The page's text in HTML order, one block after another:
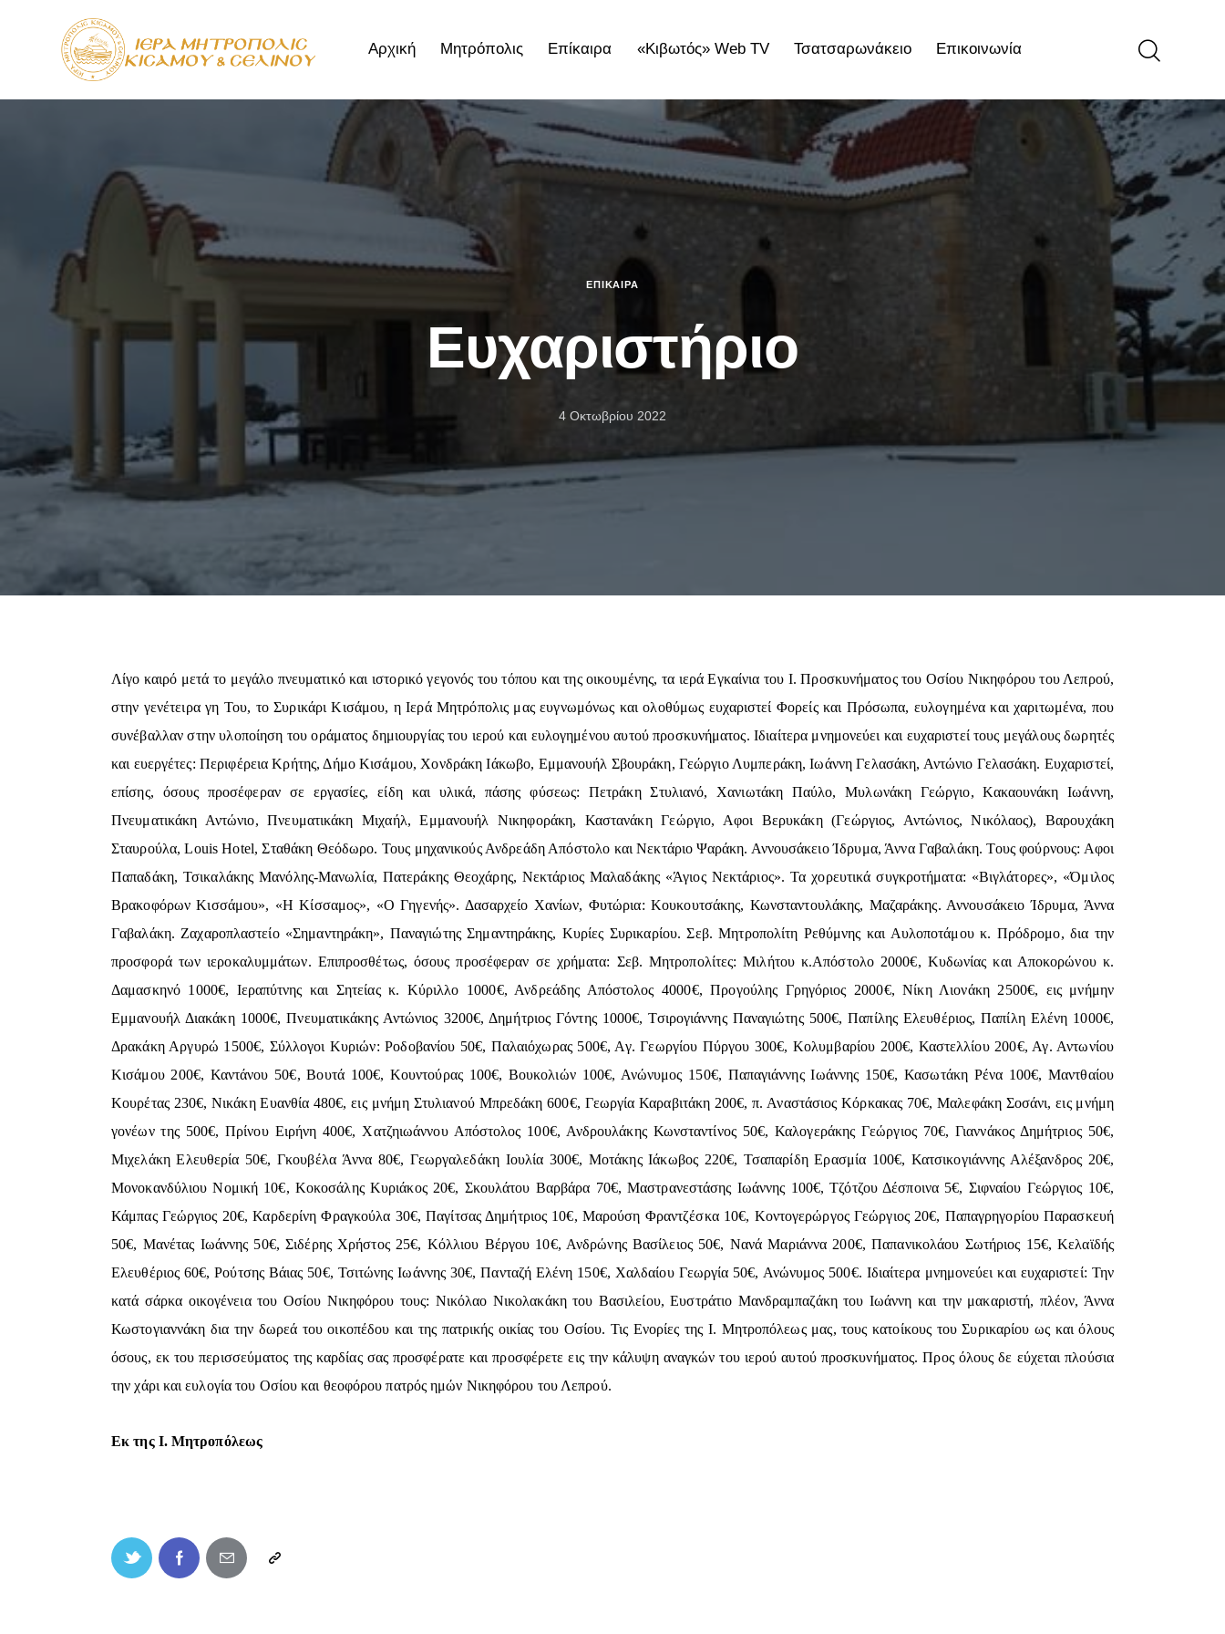
Αρχική Μητρόπολις Επίκαιρα «Κιβωτός» Web TV Τσατσαρωνάκειο Επικοινωνία
Επίκαιρα «Κιβωτός» Web TV Τσατσαρωνάκειο Επικοινωνία
ΕΠΊΚΑΙΡΑ
Ευχαριστήριο
4 Οκτωβρίου 2022
Λίγο καιρό μετά το μεγάλο πνευματικό και ιστορικό γεγονός του τόπου και της οικουμένης, τα ιερά Εγκαίνια του Ι. Προσκυνήματος του Οσίου Νικηφόρου του Λεπρού,
στην γενέτειρα γη Του, το Συρικάρι Κισάμου, η Ιερά Μητρόπολις μας ευγνωμόνως και ολοθύμως ευχαριστεί Φορείς και Πρόσωπα, ευλογημένα και χαριτωμένα, που
συνέβαλλαν στην υλοποίηση του οράματος δημιουργίας του ιερού και ευλογημένου αυτού προσκυνήματος. Ιδιαίτερα μνημονεύει και ευχαριστεί τους μεγάλους δωρητές
και ευεργέτες: Περιφέρεια Κρήτης, Δήμο Κισάμου, Χονδράκη Ιάκωβο, Εμμανουήλ Σβουράκη, Γεώργιο Λυμπεράκη, Ιωάννη Γελασάκη, Αντώνιο Γελασάκη. Ευχαριστεί,
επίσης, όσους προσέφεραν σε εργασίες, είδη και υλικά, πάσης φύσεως: Πετράκη Στυλιανό, Χανιωτάκη Παύλο, Μυλωνάκη Γεώργιο, Κακαουνάκη Ιωάννη,
Πνευματικάκη Αντώνιο, Πνευματικάκη Μιχαήλ, Εμμανουήλ Νικηφοράκη, Καστανάκη Γεώργιο, Αφοι Βερυκάκη (Γεώργιος, Αντώνιος, Νικόλαος), Βαρουχάκη
Σταυρούλα, Louis Hotel, Σταθάκη Θεόδωρο. Τους μηχανικούς Ανδρεάδη Απόστολο και Νεκτάριο Ψαράκη. Αννουσάκειο Ίδρυμα, Άννα Γαβαλάκη. Τους φούρνους: Αφοι
Παπαδάκη, Τσικαλάκης Μανόλης-Μανωλία, Πατεράκης Θεοχάρης, Νεκτάριος Μαλαδάκης «Άγιος Νεκτάριος». Τα χορευτικά συγκροτήματα: «Βιγλάτορες», «Όμιλος
Βρακοφόρων Κισσάμου», «Η Κίσσαμος», «Ο Γηγενής». Δασαρχείο Χανίων, Φυτώρια: Κουκουτσάκης, Κωνσταντουλάκης, Μαζαράκης. Αννουσάκειο Ίδρυμα, Άννα
Γαβαλάκη. Ζαχαροπλαστείο «Σημαντηράκη», Παναγιώτης Σημαντηράκης, Κυρίες Συρικαρίου. Σεβ. Μητροπολίτη Ρεθύμνης και Αυλοποτάμου κ. Πρόδρομο, δια την
προσφορά των ιεροκαλυμμάτων. Επιπροσθέτως, όσους προσέφεραν σε χρήματα: Σεβ. Μητροπολίτες: Μιλήτου κ.Απόστολο 2000€, Κυδωνίας και Αποκορώνου κ.
Δαμασκηνό 1000€, Ιεραπύτνης και Σητείας κ. Κύριλλο 1000€, Ανδρεάδης Απόστολος 4000€, Προγούλης Γρηγόριος 2000€, Νίκη Λιονάκη 2500€, εις μνήμην
Εμμανουήλ Διακάκη 1000€, Πνευματικάκης Αντώνιος 3200€, Δημήτριος Γόντης 1000€, Τσιρογιάννης Παναγιώτης 500€, Παπίλης Ελευθέριος, Παπίλη Ελένη 1000€,
Δρακάκη Αργυρώ 1500€, Σύλλογοι Κυριών: Ροδοβανίου 50€, Παλαιόχωρας 500€, Αγ. Γεωργίου Πύργου 300€, Κολυμβαρίου 200€, Καστελλίου 200€, Αγ. Αντωνίου
Κισάμου 200€, Καντάνου 50€, Βουτά 100€, Κουντούρας 100€, Βουκολιών 100€, Ανώνυμος 150€, Παπαγιάννης Ιωάννης 150€, Κασωτάκη Ρένα 100€, Μαντθαίου
Κουρέτας 230€, Νικάκη Ευανθία 480€, εις μνήμη Στυλιανού Μπρεδάκη 600€, Γεωργία Καραβιτάκη 200€, π. Αναστάσιος Κόρκακας 70€, Μαλεφάκη Σοσάνι, εις μνήμη
γονέων της 500€, Πρίνου Ειρήνη 400€, Χατζηιωάννου Απόστολος 100€, Ανδρουλάκης Κωνσταντίνος 50€, Καλογεράκης Γεώργιος 70€, Γιαννάκος Δημήτριος 50€,
Μιχελάκη Ελευθερία 50€, Γκουβέλα Άννα 80€, Γεωργαλεδάκη Ιουλία 300€, Μοτάκης Ιάκωβος 220€, Τσαπαρίδη Ερασμία 100€, Κατσικογιάννης Αλέξανδρος 20€,
Μονοκανδύλιου Νομική 10€, Κοκοσάλης Κυριάκος 20€, Σκουλάτου Βαρβάρα 70€, Μαστρανεστάσης Ιωάννης 100€, Τζότζου Δέσποινα 5€, Σιφναίου Γεώργιος 10€,
Κάμπας Γεώργιος 20€, Καρδερίνη Φραγκούλα 30€, Παγίτσας Δημήτριος 10€, Μαρούση Φραντζέσκα 10€, Κοντογερώργος Γεώργιος 20€, Παπαγρηγορίου Παρασκευή
50€, Μανέτας Ιωάννης 50€, Σιδέρης Χρήστος 25€, Κόλλιου Βέργου 10€, Ανδρώνης Βασίλειος 50€, Νανά Μαριάννα 200€, Παπανικολάου Σωτήριος 15€, Κελαϊδής
Ελευθέριος 60€, Ρούτσης Βάιας 50€, Τσιτώνης Ιωάννης 30€, Πανταζή Ελένη 150€, Χαλδαίου Γεωργία 50€, Ανώνυμος 500€. Ιδιαίτερα μνημονεύει και ευχαριστεί: Την
κατά σάρκα οικογένεια του Οσίου Νικηφόρου τους: Νικόλαο Νικολακάκη του Βασιλείου, Ευστράτιο Μανδραμπαζάκη του Ιωάννη και την μακαριστή, πλέον, Άννα
Κωστογιαννάκη δια την δωρεά του οικοπέδου και της πατρικής οικίας του Οσίου. Τις Ενορίες της Ι. Μητροπόλεως μας, τους κατοίκους του Συρικαρίου ως και όλους
όσους, εκ του περισσεύματος της καρδίας σας προσφέρατε και προσφέρετε εις την κάλυψη αναγκών του ιερού αυτού προσκυνήματος. Προς όλους δε εύχεται πλούσια
την χάρι και ευλογία του Οσίου και θεοφόρου πατρός ημών Νικηφόρου του Λεπρού.
Εκ της Ι. Μητροπόλεως